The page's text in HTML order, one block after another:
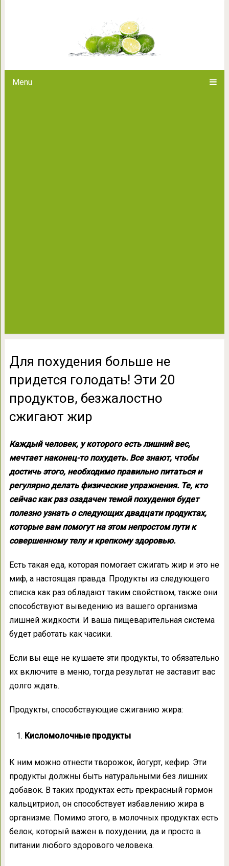
Menu
продуктов,
Для похудения больше не
придется голодать! Эти 20
продуктов, безжалостно
сжигают жир
Каждый человек, у которого есть лишний вес,
мечтает наконец-то похудеть. Все знают, чтобы
достичь этого, необходимо правильно питаться и
регулярно делать физические упражнения. Те, кто
сейчас как раз озадачен темой похудения будет
полезно узнать о следующих двадцати продуктах,
которые вам помогут на этом непростом пути к
совершенному телу и крепкому здоровью.
Есть такая еда, которая помогает сжигать жир и это не
миф, а настоящая правда. Продукты из следующего
списка как раз обладают таким свойством, также они
способствуют выведению из вашего организма
лишней жидкости. И ваша пищеварительная система
будет работать как часики.
Если вы еще не кушаете эти продукты, то обязательно
их включите в меню, тогда результат не заставит вас
долго ждать.
Продукты, способствующие сжиганию жира:
Кисломолочные продукты
К ним можно отнести творожок, йогурт, кефир. Эти
продукты должны быть натуральными без лишних
добавок. В таких продуктах есть прекрасный гормон
кальцитриол, он способствует избавлению жира в
организме. Помимо этого, в молочных продуктах есть
белок, который важен в похудении, да и просто в
питании любого здорового человека.